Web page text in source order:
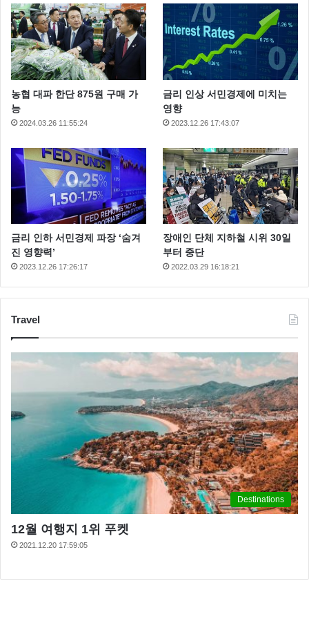
농협 대파 한단 875원 구매 가
능
2024.03.26 11:55:24
금리 인상 서민경제에 미치는
영향
2023.12.26 17:43:07
금리 인하 서민경제 파장 ‘숨겨
진 영향력’
2023.12.26 17:26:17
장애인 단체 지하철 시위 30일
부터 중단
2022.03.29 16:18:21
Travel
Destinations
12월 여행지 1위 푸켓
2021.12.20 17:59:05